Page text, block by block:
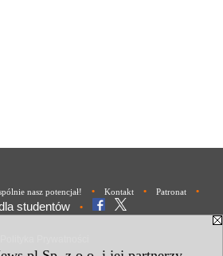
nasz potencjał! • Kontakt • Patronat •
studentów •